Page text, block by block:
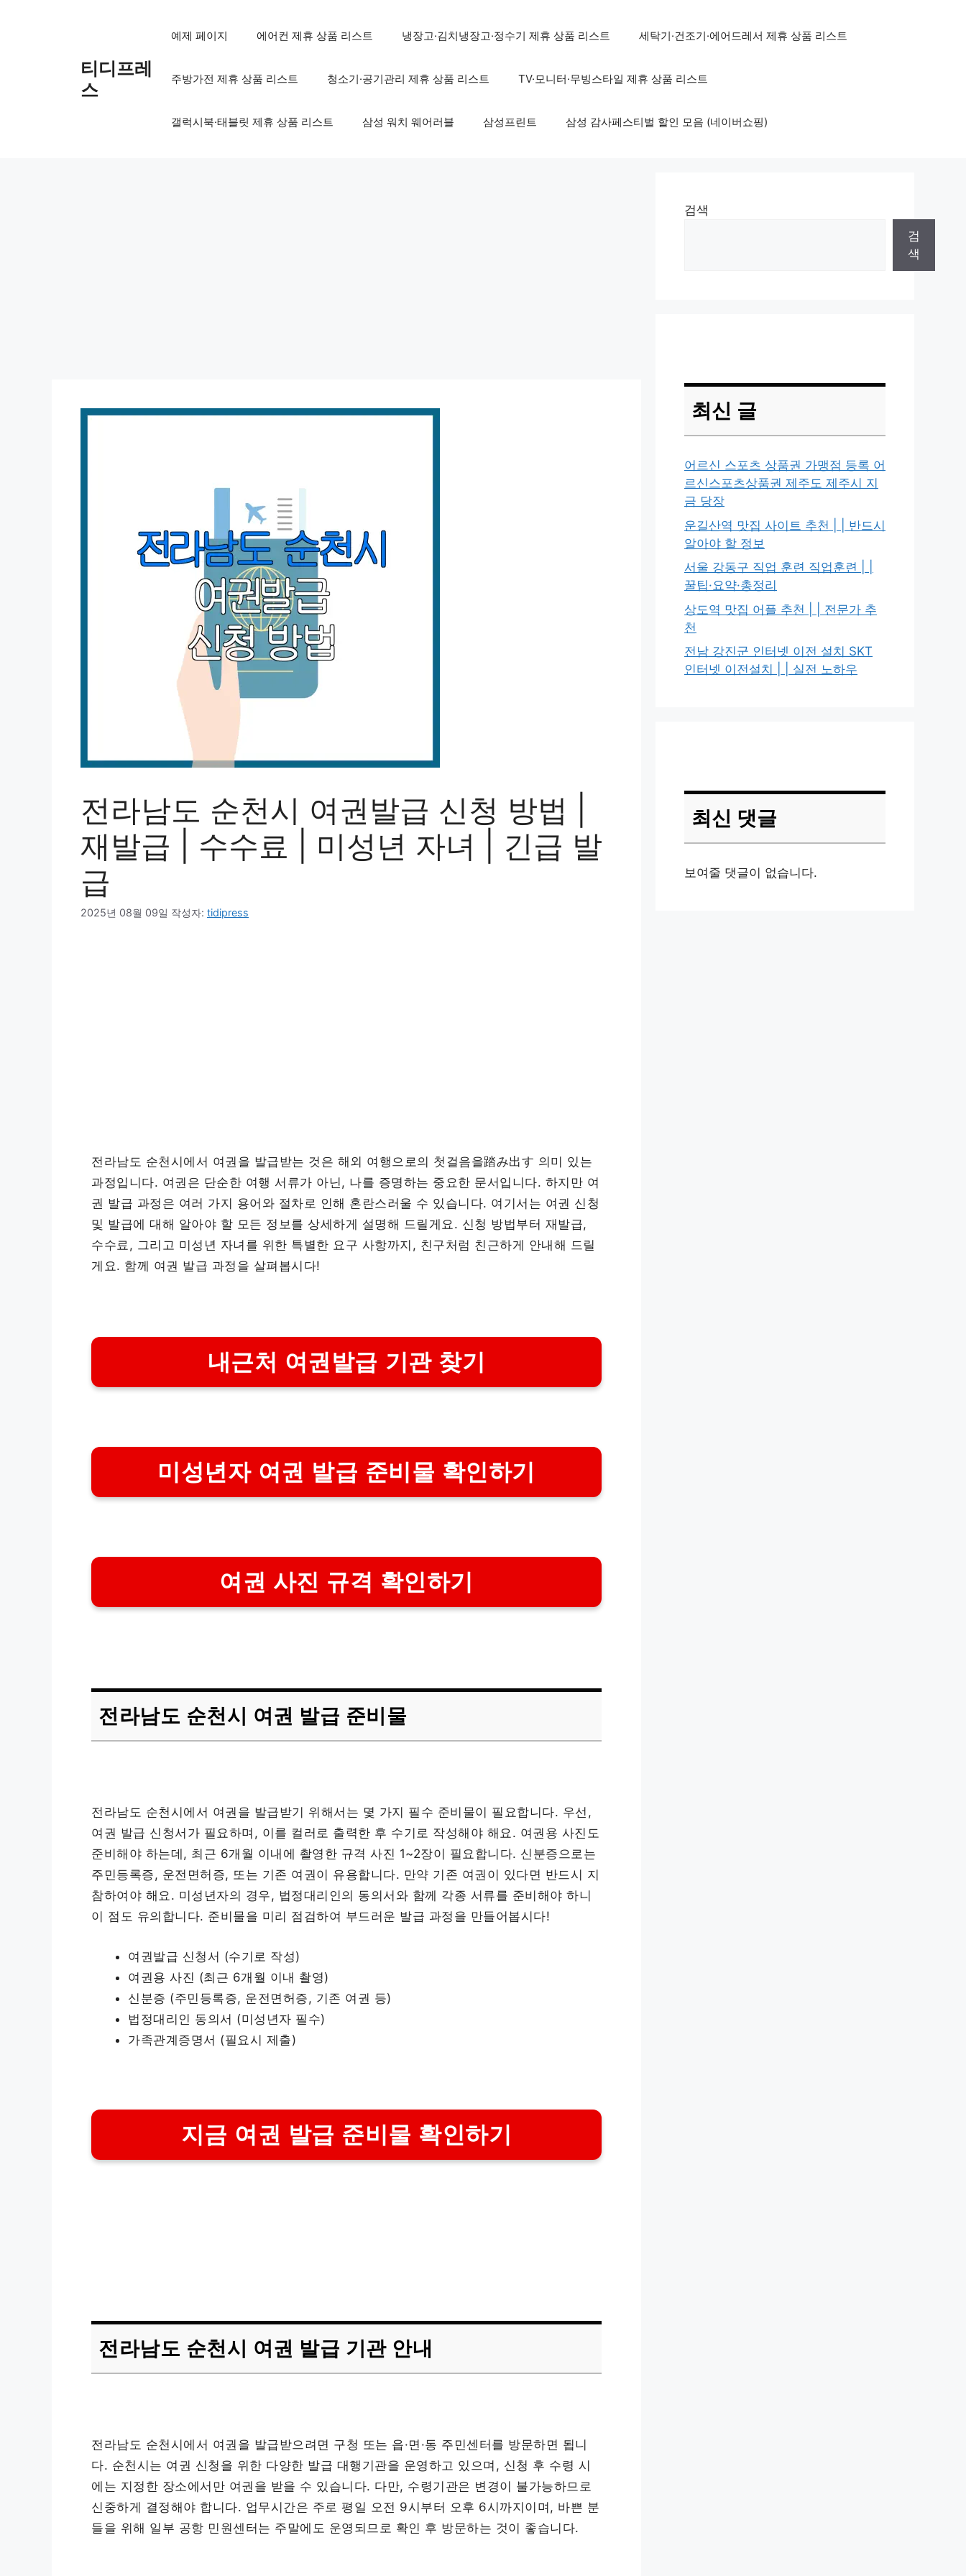
티디프레
스
예제 페이지 에어컨 제휴 상품 리스트 냉장고·김치냉장고·정수기 제휴 상품 리스트 세탁기·건조기·에어드레서 제휴 상품 리스트
주방가전 제휴 상품 리스트 청소기·공기관리 제휴 상품 리스트 TV·모니터·무빙스타일 제휴 상품 리스트
갤럭시북·태블릿 제휴 상품 리스트 삼성 워치 웨어러블 삼성프린트 삼성 감사페스티벌 할인 모음 (네이버쇼핑)
전라남도 순천시 여권발급 신청 방법 |
재발급 | 수수료 | 미성년 자녀 | 긴급 발
급
2025년 08월 09일 작성자: tidipress
전라남도 순천시에서 여권을 발급받는 것은 해외 여행으로의 첫걸음을踏み出す 의미 있는
과정입니다. 여권은 단순한 여행 서류가 아닌, 나를 증명하는 중요한 문서입니다. 하지만 여
권 발급 과정은 여러 가지 용어와 절차로 인해 혼란스러울 수 있습니다. 여기서는 여권 신청
및 발급에 대해 알아야 할 모든 정보를 상세하게 설명해 드릴게요. 신청 방법부터 재발급,
수수료, 그리고 미성년 자녀를 위한 특별한 요구 사항까지, 친구처럼 친근하게 안내해 드릴
게요. 함께 여권 발급 과정을 살펴봅시다!
내근처 여권발급 기관 찾기
미성년자 여권 발급 준비물 확인하기
여권 사진 규격 확인하기
전라남도 순천시 여권 발급 준비물
전라남도 순천시에서 여권을 발급받기 위해서는 몇 가지 필수 준비물이 필요합니다. 우선,
여권 발급 신청서가 필요하며, 이를 컬러로 출력한 후 수기로 작성해야 해요. 여권용 사진도
준비해야 하는데, 최근 6개월 이내에 촬영한 규격 사진 1~2장이 필요합니다. 신분증으로는
주민등록증, 운전면허증, 또는 기존 여권이 유용합니다. 만약 기존 여권이 있다면 반드시 지
참하여야 해요. 미성년자의 경우, 법정대리인의 동의서와 함께 각종 서류를 준비해야 하니
이 점도 유의합니다. 준비물을 미리 점검하여 부드러운 발급 과정을 만들어봅시다!
여권발급 신청서 (수기로 작성)
여권용 사진 (최근 6개월 이내 촬영)
신분증 (주민등록증, 운전면허증, 기존 여권 등)
법정대리인 동의서 (미성년자 필수)
가족관계증명서 (필요시 제출)
지금 여권 발급 준비물 확인하기
전라남도 순천시 여권 발급 기관 안내
전라남도 순천시에서 여권을 발급받으려면 구청 또는 읍·면·동 주민센터를 방문하면 됩니
다. 순천시는 여권 신청을 위한 다양한 발급 대행기관을 운영하고 있으며, 신청 후 수령 시
에는 지정한 장소에서만 여권을 받을 수 있습니다. 다만, 수령기관은 변경이 불가능하므로
신중하게 결정해야 합니다. 업무시간은 주로 평일 오전 9시부터 오후 6시까지이며, 바쁜 분
들을 위해 일부 공항 민원센터는 주말에도 운영되므로 확인 후 방문하는 것이 좋습니다.
검색
검
색
최신 글
어르신 스포츠 상품권 가맹점 등록 어
르신스포츠상품권 제주도 제주시 지
금 당장
운길산역 맛집 사이트 추천 | | 반드시
알아야 할 정보
서울 강동구 직업 훈련 직업훈련 | |
꿀팁·요약·총정리
상도역 맛집 어플 추천 | | 전문가 추
천
전남 강진군 인터넷 이전 설치 SKT
인터넷 이전설치 | | 실전 노하우
최신 댓글
보여줄 댓글이 없습니다.